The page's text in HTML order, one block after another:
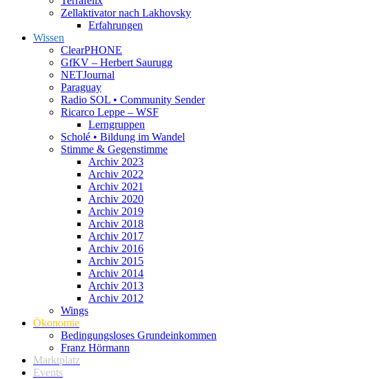
Zellaktivator nach Lakhovsky
Erfahrungen
Wissen
ClearPHONE
GfKV – Herbert Saurugg
NETJournal
Paraguay
Radio SOL • Community Sender
Ricarco Leppe – WSF
Lerngruppen
Scholé • Bildung im Wandel
Stimme & Gegenstimme
Archiv 2023
Archiv 2022
Archiv 2021
Archiv 2020
Archiv 2019
Archiv 2018
Archiv 2017
Archiv 2016
Archiv 2015
Archiv 2014
Archiv 2013
Archiv 2012
Wings
Ökonomie
Bedingungsloses Grundeinkommen
Franz Hörmann
Marktplatz
Events